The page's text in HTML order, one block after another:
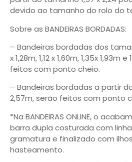
devido ao tamanho do rolo do
Sobre as BANDEIRAS BORDADAS:
– Bandeiras bordadas dos
x 1,28m, 1,12 x 1,60m, 1,35x 1,93m
feitos com ponto cheio.
– Bandeiras bordadas a partir
2,57m, serão feitos com ponto
*Na BANDEIRAS ONLINE, o
barra dupla costurada com
gramatura e finalizado com
hasteamento.